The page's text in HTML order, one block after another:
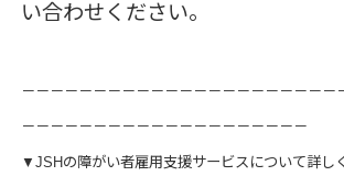
い合わせください。
－－－－－－－－－－－－－－－－－－－－－－
－－－－－－－－－－－－－－－－－－－－
▼JSHの障がい者雇用支援サービスについて詳し